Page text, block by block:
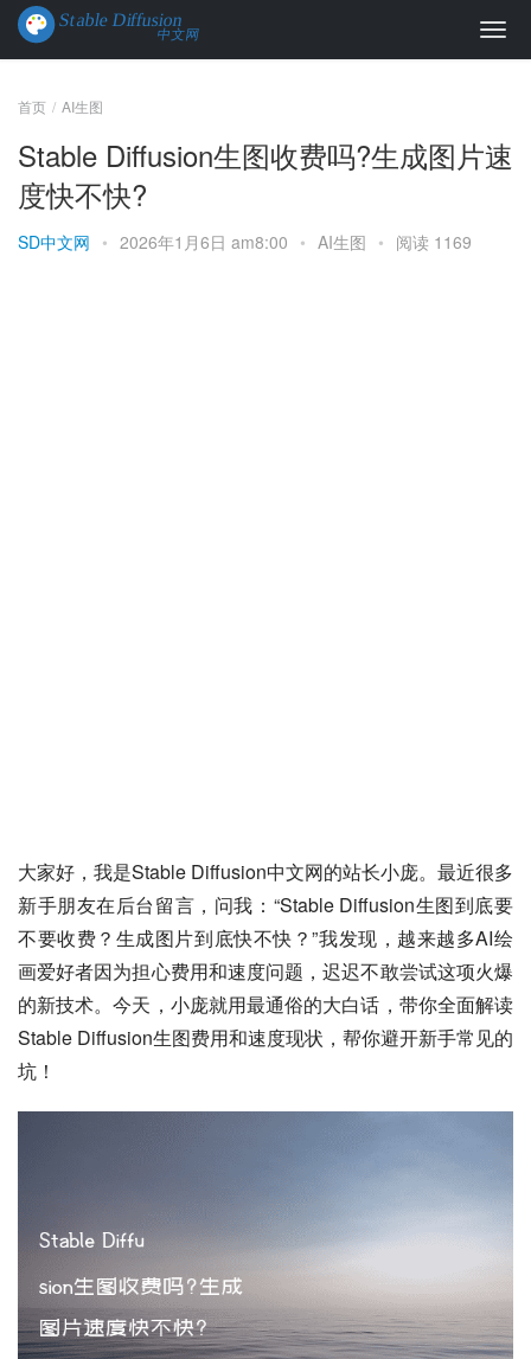
首页 AI生图
Stable Diffusion生图收费吗?生成图片速
度快不快?
SD中文网 • 2026年1月6日 am8:00 • AI生图 • 阅读 1169
大家好，我是Stable Diffusion中文网的站长小庞。最近很多
新手朋友在后台留言，问我：“Stable Diffusion生图到底要
不要收费？生成图片到底快不快？”我发现，越来越多AI绘
画爱好者因为担心费用和速度问题，迟迟不敢尝试这项火爆
的新技术。今天，小庞就用最通俗的大白话，带你全面解读
Stable Diffusion生图费用和速度现状，帮你避开新手常见的
坑！